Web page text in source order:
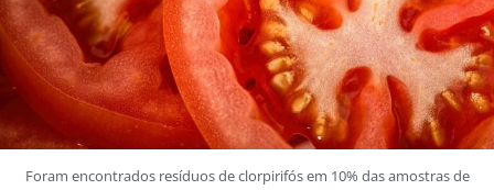
Foram encontrados resíduos de clorpirifós em 10% das amostras de